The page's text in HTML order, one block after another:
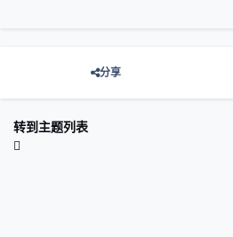
分享
转到主题列表